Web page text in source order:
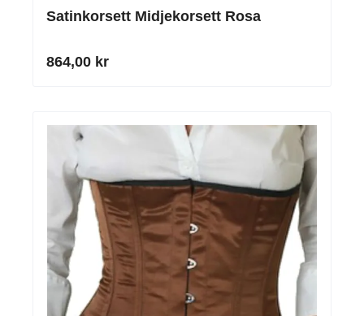
Satinkorsett Midjekorsett Rosa
864,00 kr